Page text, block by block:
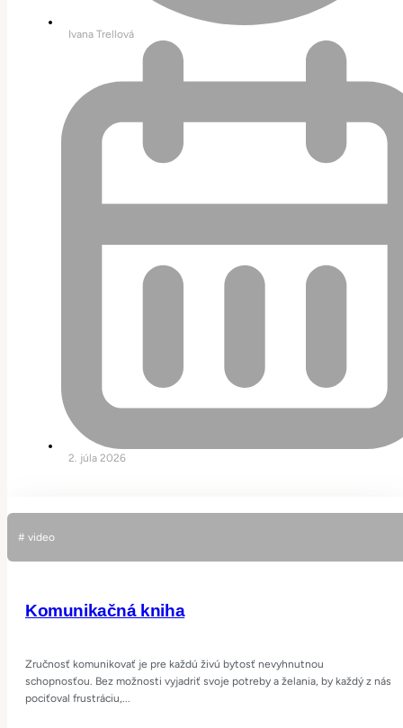
Ivana Trellová
2. júla 2026
# video
Komunikačná kniha
Zručnosť komunikovať je pre každú živú bytosť nevyhnutnou
schopnosťou. Bez možnosti vyjadriť svoje potreby a želania, by každý z nás
pociťoval frustráciu,...